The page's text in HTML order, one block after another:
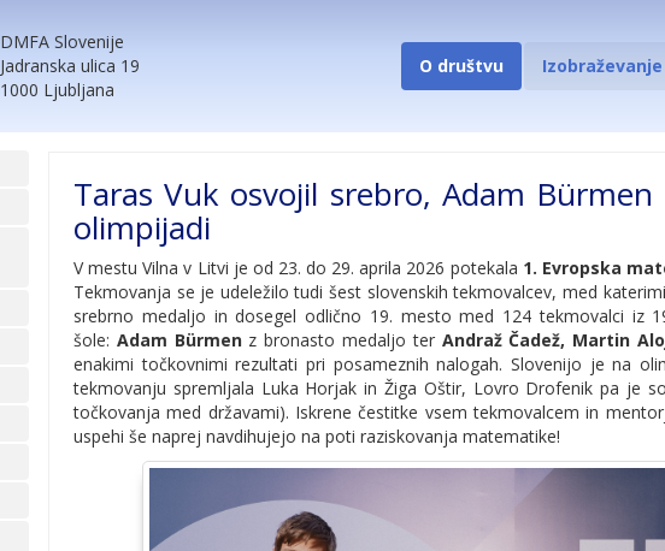
DMFA Slovenije
Jadranska ulica 19
1000 Ljubljana
O društvu Izobraževanje
Taras Vuk osvojil srebro, Adam
olimpijadi
V mestu Vilna v Litvi je od 23. do 29. aprila 2026 potekala 1. Evropska
Tekmovanja se je udeležilo tudi šest slovenskih tekmovalcev, med
srebrno medaljo in dosegel odlično 19. mesto med 124 tekmovalci iz
šole: Adam Bürmenz bronasto medaljo ter Andraž Čadež, Martin
enakimi točkovnimi rezultati pri posameznih nalogah. Slovenijo je na
tekmovanju spremljala Luka Horjak in Žiga Oštir, Lovro Drofenik pa je
točkovanja med državami). Iskrene čestitke vsem tekmovalcem in
uspehi še naprej navdihujejo na poti raziskovanja matematike!